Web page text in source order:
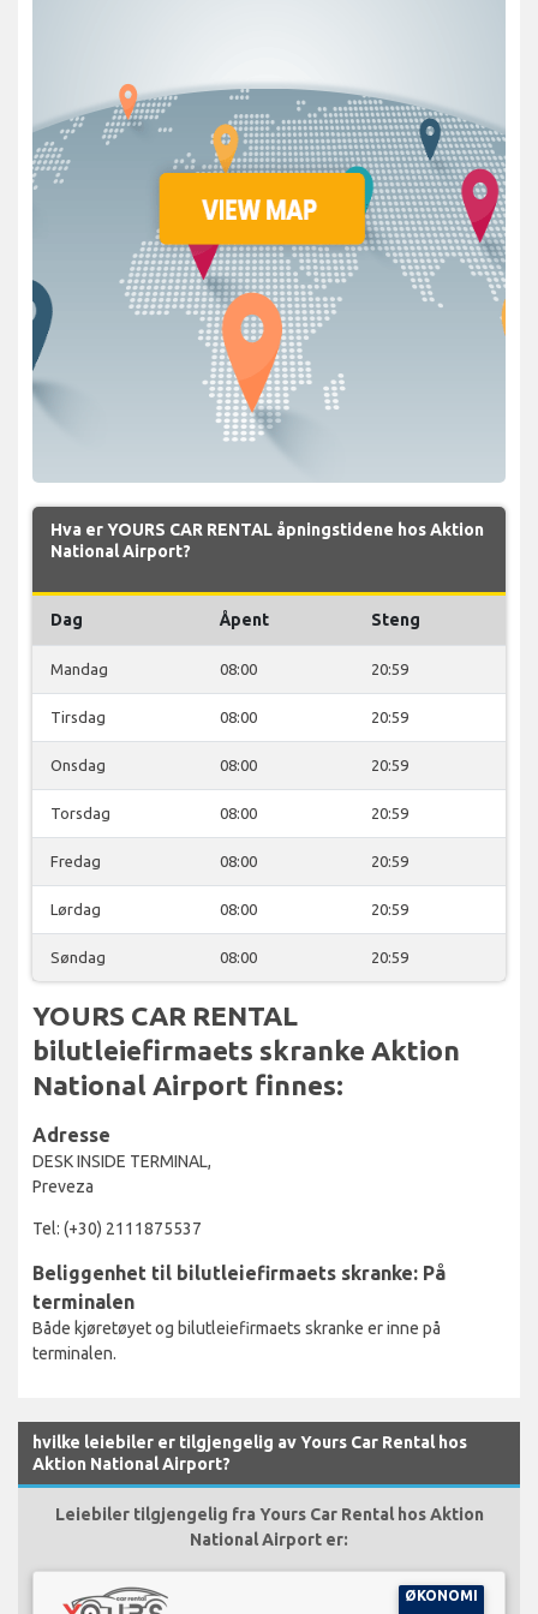
Hva er YOURS CAR RENTAL åpningstidene hos Aktion
National Airport?
Dag Åpent Steng
Mandag 08:00 20:59
Tirsdag 08:00 20:59
Onsdag 08:00 20:59
Torsdag 08:00 20:59
Fredag 08:00 20:59
Lørdag 08:00 20:59
Søndag 08:00 20:59
YOURS CAR RENTAL
bilutleiefirmaets skranke Aktion
National Airport finnes:
Adresse
DESK INSIDE TERMINAL,
Preveza
Tel: (+30) 2111875537
Beliggenhet til bilutleiefirmaets skranke: På
terminalen
Både kjøretøyet og bilutleiefirmaets skranke er inne på
terminalen.
hvilke leiebiler er tilgjengelig av Yours Car Rental hos
Aktion National Airport?
Leiebiler tilgjengelig fra Yours Car Rental hos Aktion
National Airport er:
ØKONOMI